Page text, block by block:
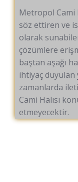
Metropol Cami
söz ettiren ve
olarak
çözümlere
baştan aşağı
ihtiyaç duyulan
zamanlarda
Cami Halısı
etmeyecektir.